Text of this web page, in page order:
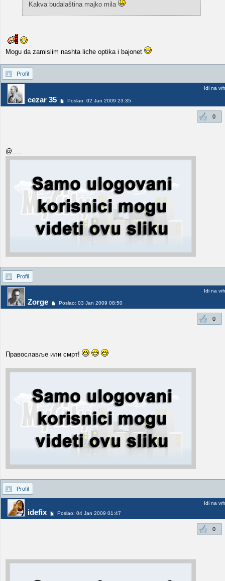
Kakva budalaština majko mila
Mogu da zamislim nashta liche optika i bajonet
Profil
cezar 35 Poslao: 02 Jan 2009 23:35
Idi na vrh
0
@.....
Profil
Zorge Poslao: 03 Jan 2009 08:50
Idi na vrh
0
Православље или смрт!
Profil
idefix Poslao: 04 Jan 2009 01:47
Idi na vrh
0